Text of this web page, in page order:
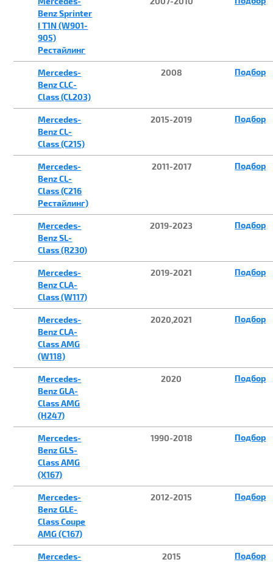
Benz Sprinter
I T1N (W901-
905)
Рестайлинг
Mercedes-
Benz CLC-
Class (CL203)
2008 Подбор
Mercedes-
Benz CL-
Class (C215)
2015-2019 Подбор
Mercedes-
Benz CL-
Class (C216
Рестайлинг)
2011-2017 Подбор
Mercedes-
Benz SL-
Class (R230)
2019-2023 Подбор
Mercedes-
Benz CLA-
Class (W117)
2019-2021 Подбор
Mercedes-
Benz CLA-
Class AMG
(W118)
2020,2021 Подбор
Mercedes-
Benz GLA-
Class AMG
(H247)
2020 Подбор
Mercedes-
Benz GLS-
Class AMG
(X167)
1990-2018 Подбор
Mercedes-
Benz GLE-
Class Coupe
AMG (С167)
2012-2015 Подбор
Mercedes-
2015 Подбор